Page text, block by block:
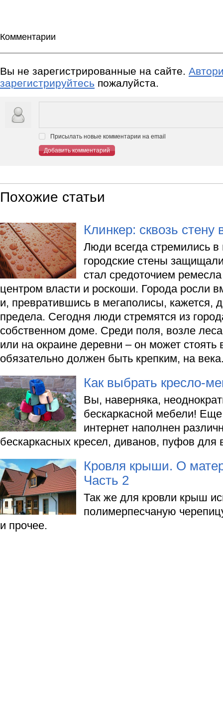
Комментарии
Вы не зарегистрированные на сайте.
зарегистрируйтесь пожалуйста.
Присылать новые комментарии на email
Добавить комментарий
Похожие статьи
Клинкер: сквозь стену
Люди всегда стремились в
городские стены
стал средоточием
центром власти и роскоши. Города росли
и, превратившись в мегаполисы, кажется,
предела. Сегодня люди стремятся из
собственном доме. Среди поля, возле
или на окраине деревни – он может стоять
обязательно должен быть крепким, на
Как выбрать кресло-
Вы, наверняка,
бескаркасной мебели!
интернет наполнен
бескаркасных кресел, диванов, пуфов для
Кровля крыши. О
Часть 2
Так же для кровли крыш
полимерпесчаную
и прочее.